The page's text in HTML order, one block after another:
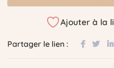
Ajouter à la
Partager le lien :